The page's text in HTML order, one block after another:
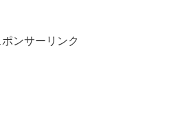
ポンサーリンク